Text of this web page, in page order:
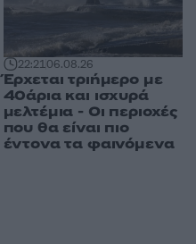
22:2106.08.26
Έρχεται τριήμερο με
40άρια και ισχυρά
μελτέμια - Οι περιοχές
που θα είναι πιο
έντονα τα φαινόμενα